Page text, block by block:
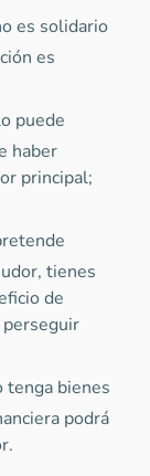
es solidario
es
puede
haber
principal;
tienes
de
perseguir
tenga bienes
podrá